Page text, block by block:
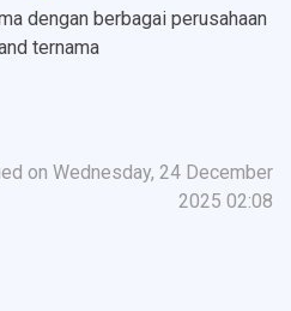
on Wednesday, 24 December
2025 02:08